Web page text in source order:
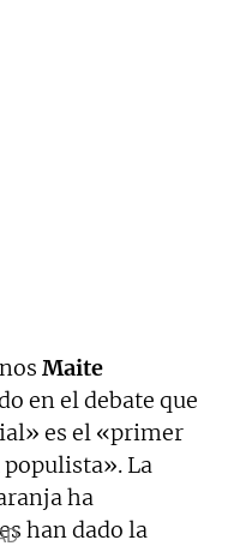
Maite
en el debate que
es el «primer
La
ha
han dado la